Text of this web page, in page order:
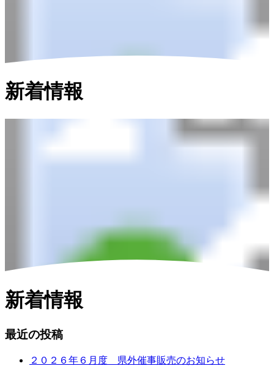
新着情報
新着情報
最近の投稿
２０２６年６月度 県外催事販売のお知らせ